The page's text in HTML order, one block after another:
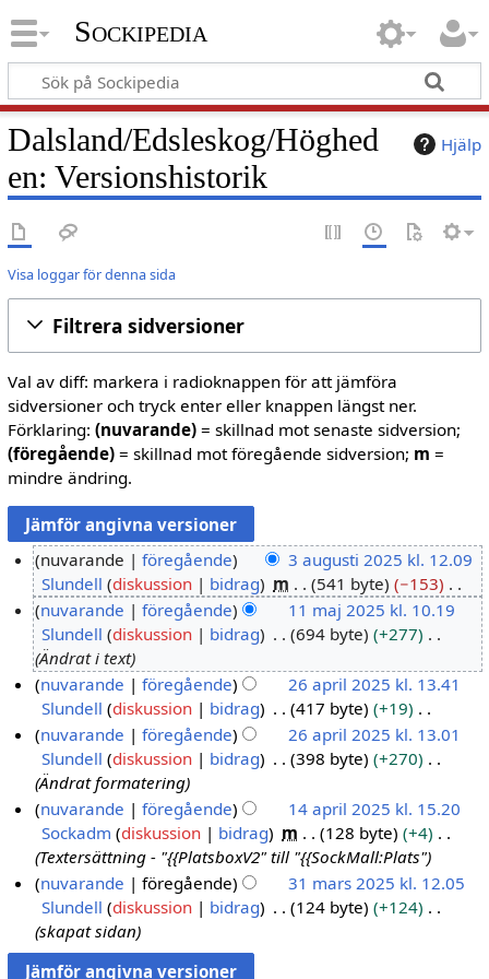
Sockipedia
Hjälp
Dalsland/Edsleskog/Höghed
en: Versionshistorik
Visa loggar för denna sida
Filtrera sidversioner
Val av diff: markera i radioknappen för att jämföra
sidversioner och tryck enter eller knappen längst ner.
Förklaring: (nuvarande)= skillnad mot senaste sidversion;
(föregående)= skillnad mot föregående sidversion; m =
mindre ändring.
a
u
0
nuvarande föregående
3 augusti 2025 kl. 12.09
Slundell diskussion bidrag m 541 byte
−153
I
n
g
e
n
r
e
d
i
g
e
r
i
n
g
s
m
2
nuvarande föregående
11 maj 2025 kl. 10.19
Slundell diskussion bidrag 694 byte
+277
Ändrat i text
6
2
nuvarande föregående
26 april 2025 kl. 13.41
Slundell diskussion bidrag 417 byte
+19
I
n
g
e
n
r
e
d
i
g
e
nuvarande föregående
26 april 2025 kl. 13.01
Slundell diskussion bidrag 398 byte
+270
Ändrat formatering
a
i
nuvarande föregående
14 april 2025 kl. 15.20
Sockadm diskussion bidrag m 128 byte
+4
Textersättning - "{{PlatsboxV2" till "{{SockMall:Plats"
m
nuvarande föregående
31 mars 2025 kl. 12.05
Slundell diskussion bidrag 124 byte
+124
skapat sidan